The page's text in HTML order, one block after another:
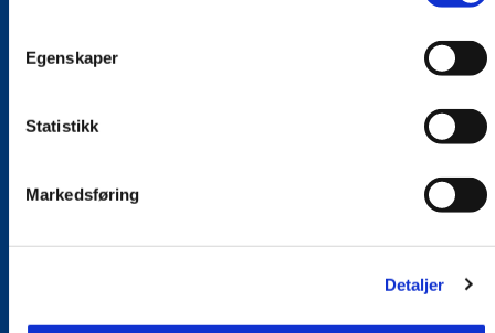
Egenskaper
Statistikk
Markedsføring
Detaljer
PÅMELDING